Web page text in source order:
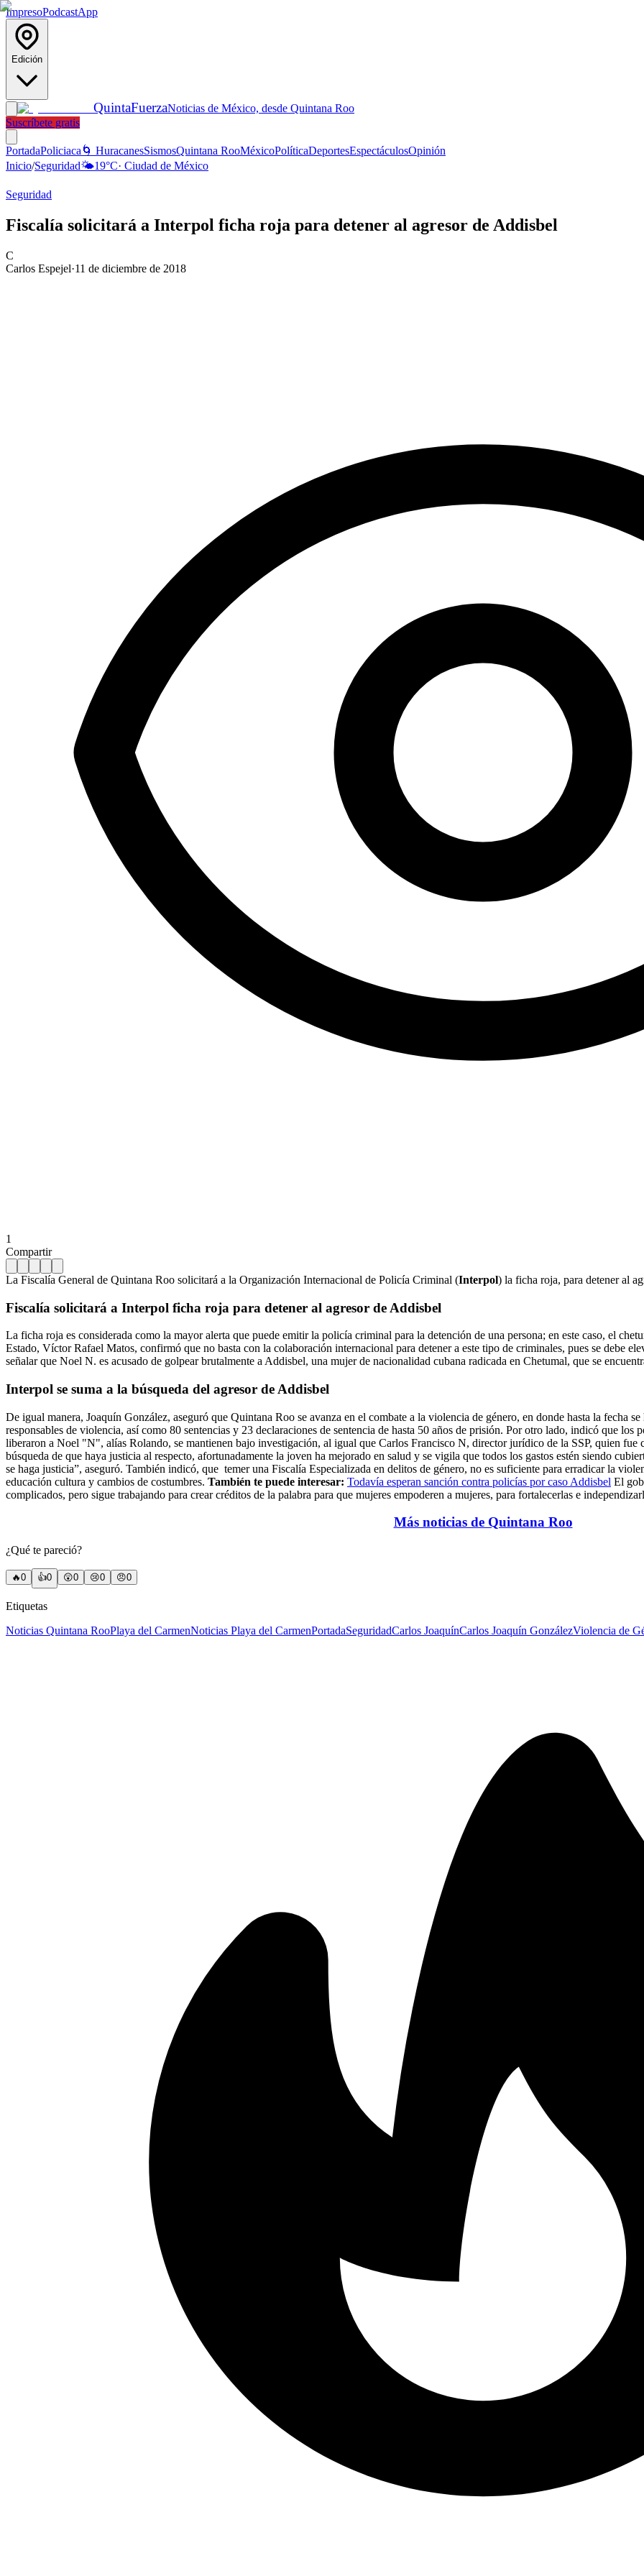
ImpresoPodcastApp
Edición
QuintaFuerzaNoticias de México, desde Quintana Roo
Suscríbete gratis
PortadaPoliciaca 🌀 HuracanesSismosQuintana RooMéxicoPolíticaDeportesEspectáculosOpinión
Inicio/Seguridad🌤️19°C· Ciudad de México
Seguridad
Fiscalía solicitará a Interpol ficha roja para detener al agresor de Addisbel
C
Carlos Espejel·11 de diciembre de 2018
1
Compartir
La Fiscalía General de Quintana Roo solicitará a la Organización Internacional de Policía Criminal (Interpol) la ficha roja, para detener al
Fiscalía solicitará a Interpol ficha roja para detener al agresor de Addisbel
La ficha roja es considerada como la mayor alerta que puede emitir la policía criminal para la detención de una persona; en este caso, el
Estado, Víctor Rafael Matos, confirmó que no basta con la colaboración internacional para detener a este tipo de criminales, pues se debe
señalar que Noel N. es acusado de golpear brutalmente a Addisbel, una mujer de nacionalidad cubana radicada en Chetumal, que se
Interpol se suma a la búsqueda del agresor de Addisbel
De igual manera, Joaquín González, aseguró que Quintana Roo se avanza en el combate a la violencia de género, en donde hasta la fecha
responsables de violencia, así como 80 sentencias y 23 declaraciones de sentencia de hasta 50 años de prisión. Por otro lado, indicó que los
liberaron a Noel "N", alías Rolando, se mantienen bajo investigación, al igual que Carlos Francisco N, director jurídico de la SSP, quien fue
búsqueda de que haya justicia al respecto, afortunadamente la joven ha mejorado en salud y se vigila que todos los gastos estén siendo
se haga justicia”, aseguró. También indicó, que temer una Fiscalía Especializada en delitos de género, no es suficiente para erradicar la
educación cultura y cambios de costumbres. También te puede interesar: Todavía esperan sanción contra policías por caso Addisbel El
complicados, pero sigue trabajando para crear créditos de la palabra para que mujeres empoderen a mujeres, para fortalecerlas e
Más noticias de Quintana Roo
¿Qué te pareció?
🔥0 👍0 😲0 😢0 😠0
Etiquetas
Noticias Quintana RooPlaya del CarmenNoticias Playa del CarmenPortadaSeguridadCarlos JoaquínCarlos Joaquín GonzálezViolencia de